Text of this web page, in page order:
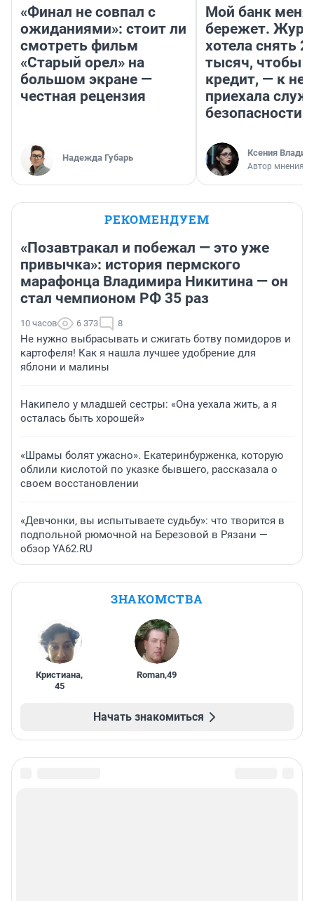
«Финал не совпал с
ожиданиями»: стоит ли
смотреть фильм
«Старый орел» на
большом экране —
честная рецензия
Надежда Губарь
Мой банк меня
бережет.
хотела снять
тысяч, чтобы
кредит, — к
приехала
безопасности
Ксения
Автор мнения
РЕКОМЕНДУЕМ
«Позавтракал и побежал — это уже
привычка»: история пермского
марафонца Владимира Никитина — он
стал чемпионом РФ 35 раз
10 часов 6 373 8
Не нужно выбрасывать и сжигать ботву помидоров и
картофеля! Как я нашла лучшее удобрение для
яблони и малины
Накипело у младшей сестры: «Она уехала жить, а я
осталась быть хорошей»
«Шрамы болят ужасно». Екатеринбурженка, которую
облили кислотой по указке бывшего, рассказала о
своем восстановлении
«Девчонки, вы испытываете судьбу»: что творится в
подпольной рюмочной на Березовой в Рязани —
обзор YA62.RU
ЗНАКОМСТВА
Кристиана,
45
Roman,49
Начать знакомиться